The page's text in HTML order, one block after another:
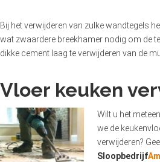
Bij het verwijderen van zulke wandtegels
wat zwaardere breekhamer nodig om de
dikke cement laag te verwijderen van de
Vloer keuken
Wilt u het
we de
verwijderen?
Sloopbedrijf